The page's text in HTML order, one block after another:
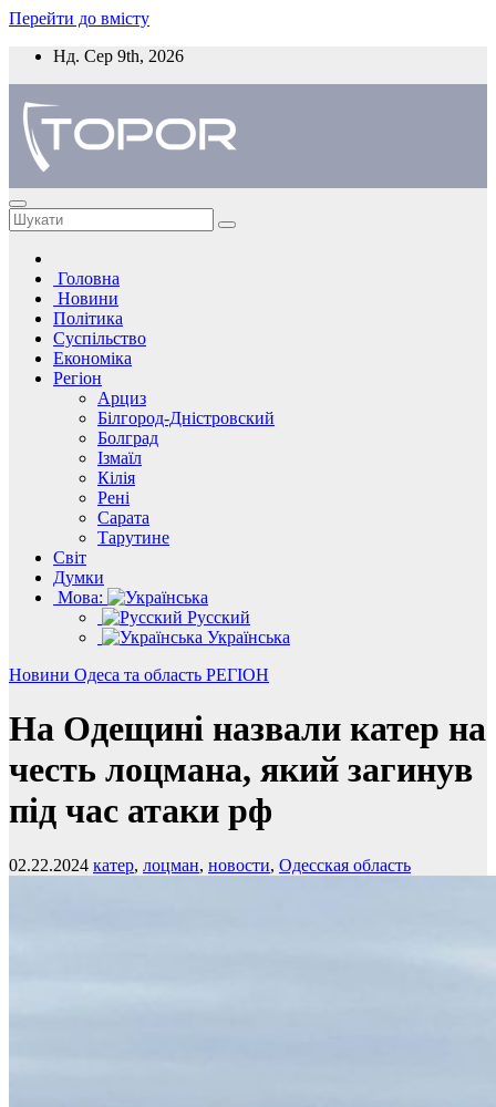
Перейти до вмісту
Нд. Сер 9th, 2026
Головна
Новини
Політика
Суспільство
Економіка
Регіон
Арциз
Білгород-Дністровский
Болград
Ізмаїл
Кілія
Рені
Сарата
Тарутине
Світ
Думки
Мова:
Русский
Українська
Новини Одеса та область РЕГІОН
На Одещині назвали катер на
честь лоцмана, який загинув
під час атаки рф
02.22.2024 катер, лоцман, новости, Одесская область